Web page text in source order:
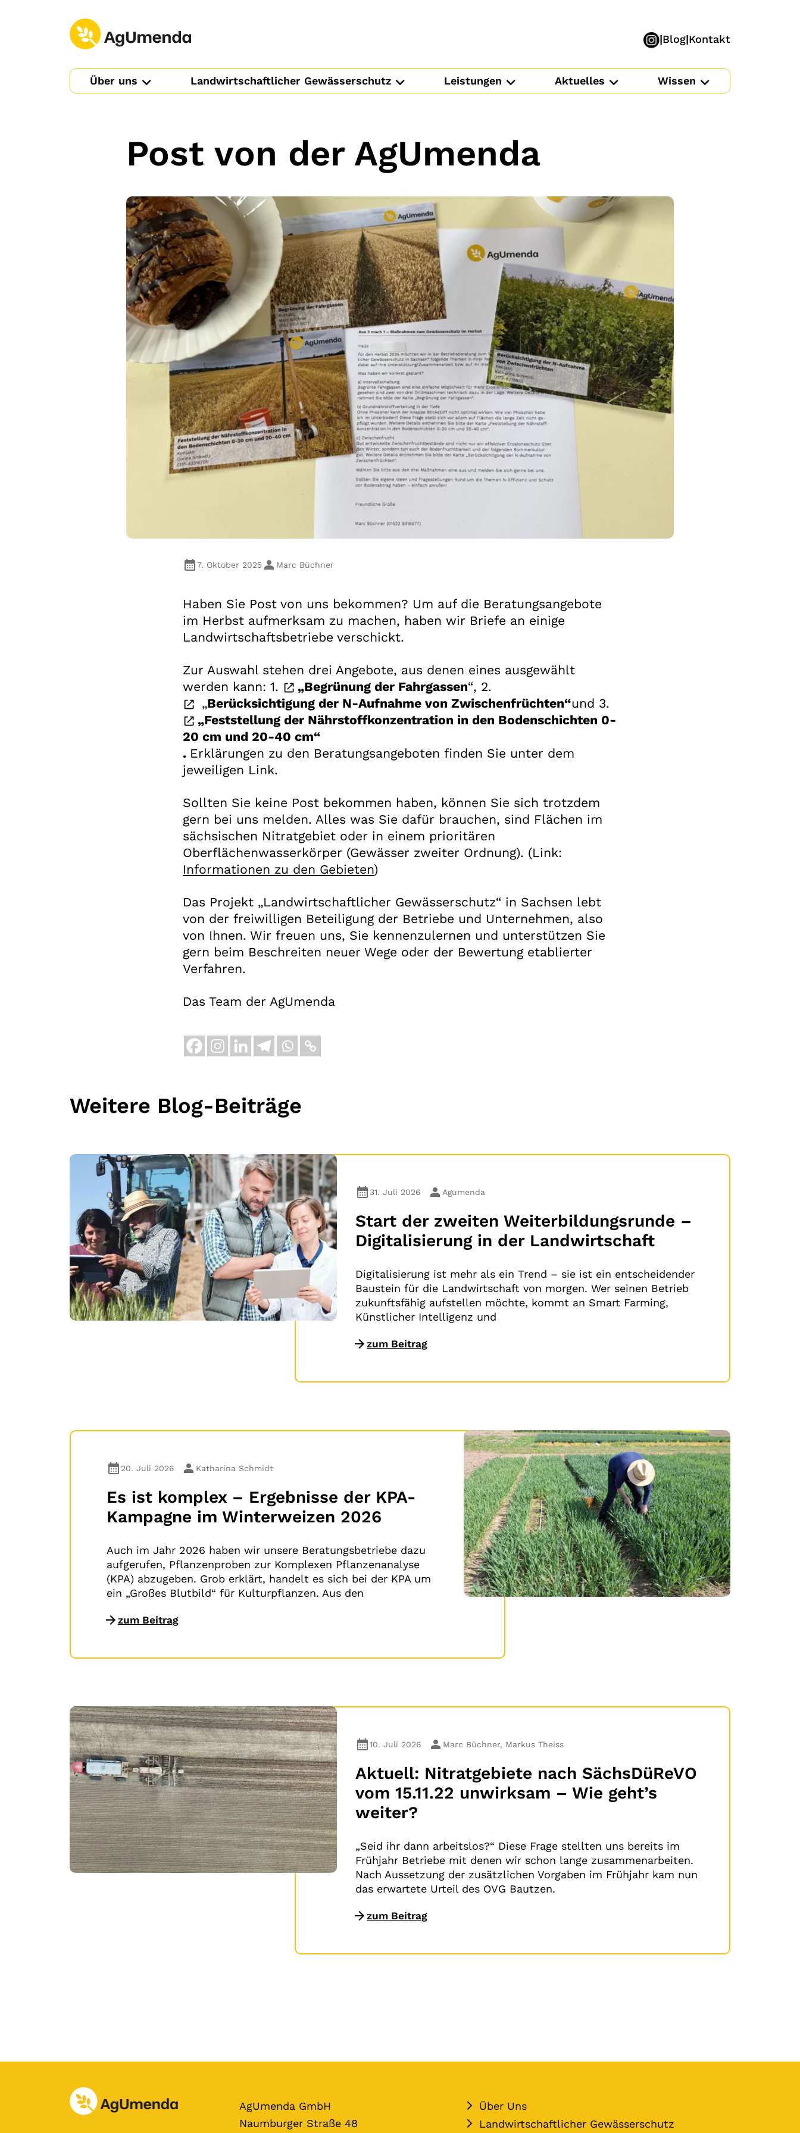
Blog Kontakt
Über uns Landwirtschaftlicher Gewässerschutz Leistungen Aktuelles Wissen
Post von der AgUmenda
7. Oktober 2025 Marc Büchner
Haben Sie Post von uns bekommen? Um auf die Beratungsangebote
im Herbst aufmerksam zu machen, haben wir Briefe an einige
Landwirtschaftsbetriebe verschickt.
Zur Auswahl stehen drei Angebote, aus denen eines ausgewählt
werden kann: 1.
„Begrünung der Fahrgassen“, 2.
„Berücksichtigung der N-Aufnahme von Zwischenfrüchten“und 3.
„Feststellung der Nährstoffkonzentration in den Bodenschichten 0-
20 cm und 20-40 cm“
. Erklärungen zu den Beratungsangeboten finden Sie unter dem
jeweiligen Link.
Sollten Sie keine Post bekommen haben, können Sie sich trotzdem
gern bei uns melden. Alles was Sie dafür brauchen, sind Flächen im
sächsischen Nitratgebiet oder in einem prioritären
Oberflächenwasserkörper (Gewässer zweiter Ordnung). (Link:
Informationen zu den Gebieten)
Das Projekt „Landwirtschaftlicher Gewässerschutz“ in Sachsen lebt
von der freiwilligen Beteiligung der Betriebe und Unternehmen, also
von Ihnen. Wir freuen uns, Sie kennenzulernen und unterstützen Sie
gern beim Beschreiten neuer Wege oder der Bewertung etablierter
Verfahren.
Das Team der AgUmenda
Weitere Blog-Beiträge
31. Juli 2026 Agumenda
Start der zweiten Weiterbildungsrunde –
Digitalisierung in der Landwirtschaft
Digitalisierung ist mehr als ein Trend – sie ist ein entscheidender
Baustein für die Landwirtschaft von morgen. Wer seinen Betrieb
zukunftsfähig aufstellen möchte, kommt an Smart Farming,
Künstlicher Intelligenz und
zum Beitrag
20. Juli 2026 Katharina Schmidt
Es ist komplex – Ergebnisse der KPA-
Kampagne im Winterweizen 2026
Auch im Jahr 2026 haben wir unsere Beratungsbetriebe dazu
aufgerufen, Pflanzenproben zur Komplexen Pflanzenanalyse
(KPA) abzugeben. Grob erklärt, handelt es sich bei der KPA um
ein „Großes Blutbild“ für Kulturpflanzen. Aus den
zum Beitrag
10. Juli 2026 Marc Büchner, Markus Theiss
Aktuell: Nitratgebiete nach SächsDüReVO
vom 15.11.22 unwirksam – Wie geht’s
weiter?
„Seid ihr dann arbeitslos?“ Diese Frage stellten uns bereits im
Frühjahr Betriebe mit denen wir schon lange zusammenarbeiten.
Nach Aussetzung der zusätzlichen Vorgaben im Frühjahr kam nun
das erwartete Urteil des OVG Bautzen.
zum Beitrag
AgUmenda GmbH
Naumburger Straße 48
Über Uns
Landwirtschaftlicher Gewässerschutz